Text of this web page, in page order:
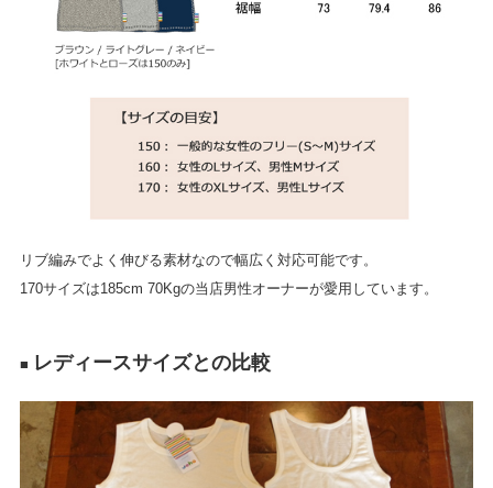
リブ編みでよく伸びる素材なので幅広く対応可能です。
170サイズは185cm 70Kgの当店男性オーナーが愛用しています。
■ レディースサイズとの比較